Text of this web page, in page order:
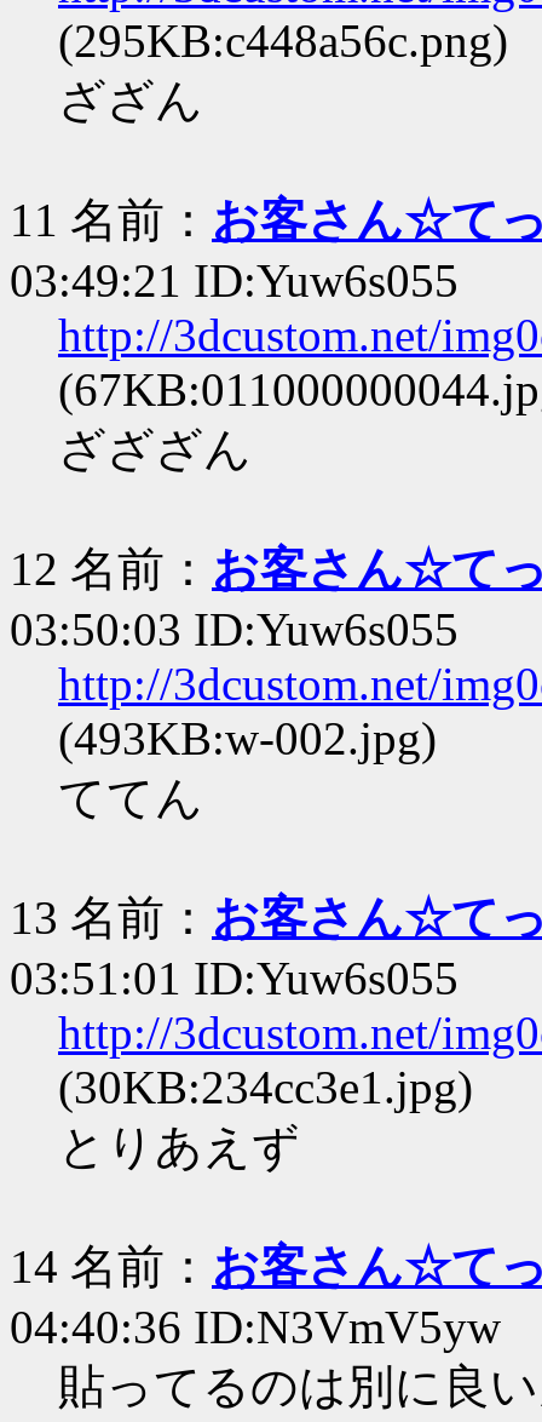
(295KB:c448a56c.png)
ざざん
11 名前： お客さん☆て
03:49:21 ID:Yuw6s055
http://3dcustom.net/
ざざざん
12 名前： お客さん☆て
03:50:03 ID:Yuw6s055
http://3dcustom.net/
(493KB:w-002.jpg)
ててん
13 名前： お客さん☆て
03:51:01 ID:Yuw6s055
http://3dcustom.net/
(30KB:234cc3e1.jpg)
とりあえず
14 名前： お客さん☆て
04:40:36 ID:N3VmV5yw
貼ってるのは別に良